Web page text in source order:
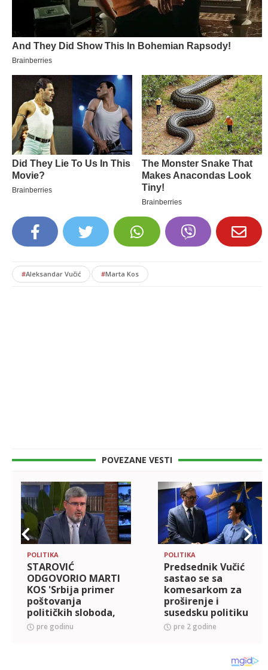
#Aleksandar Vučić #Marta Kos
POVEZANE VESTI
POLITIKA
STAROVIĆ
ODGOVORIO MARTI
KOS 'Srbija primer
poštovanja
političkih sloboda,
za razliku od Brisela
i članica EU!'
pre godinu
POLITIKA
Predsednik Vučić
sastao se sa
komesarkom za
proširenje i
susedsku politiku
Evropske komisije
Martom Kos
pre 2 godine